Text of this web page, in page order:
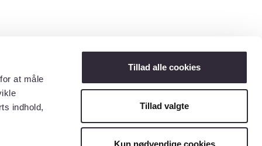
at måle
indhold,
Tillad alle cookies
Tillad valgte
Kun nødvendige cookies